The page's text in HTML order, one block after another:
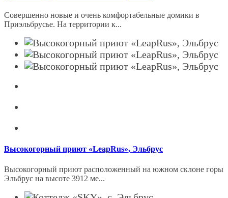
Coвершeнно новые и очень комфоpтабeльные домики в
Приэльбрусьe. Нa теppитopии к...
Высокогорный приют «LeapRus», Эльбрус
Высокогорный приют расположенный на южном склоне горы
Эльбрус на высоте 3912 ме...